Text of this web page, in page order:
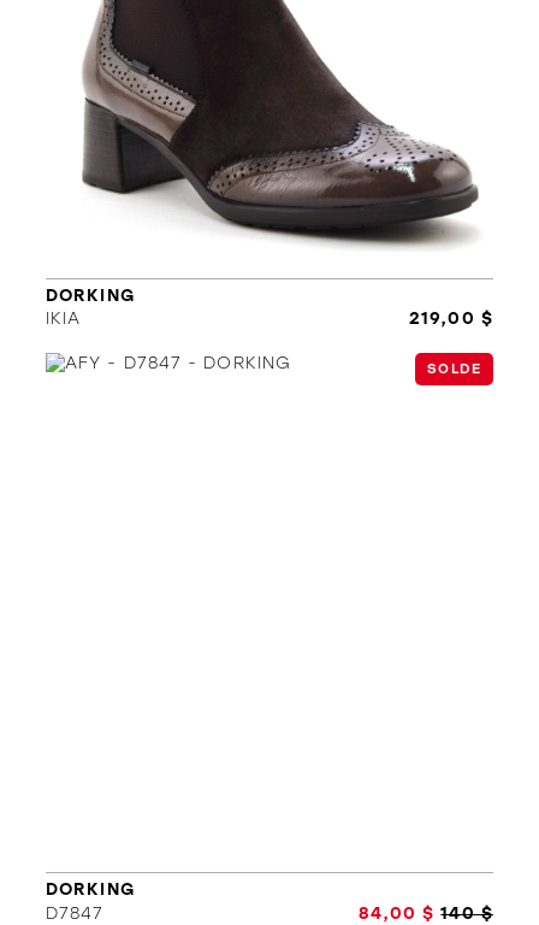
ORTHÈSES
DORKING
IKIA
219,00 $
SOLDE
DORKING
D7847
84,00 $ 140 $